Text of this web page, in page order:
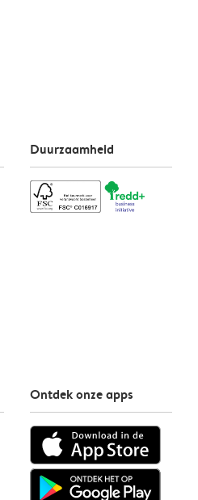
Duurzaamheid
Ontdek onze apps